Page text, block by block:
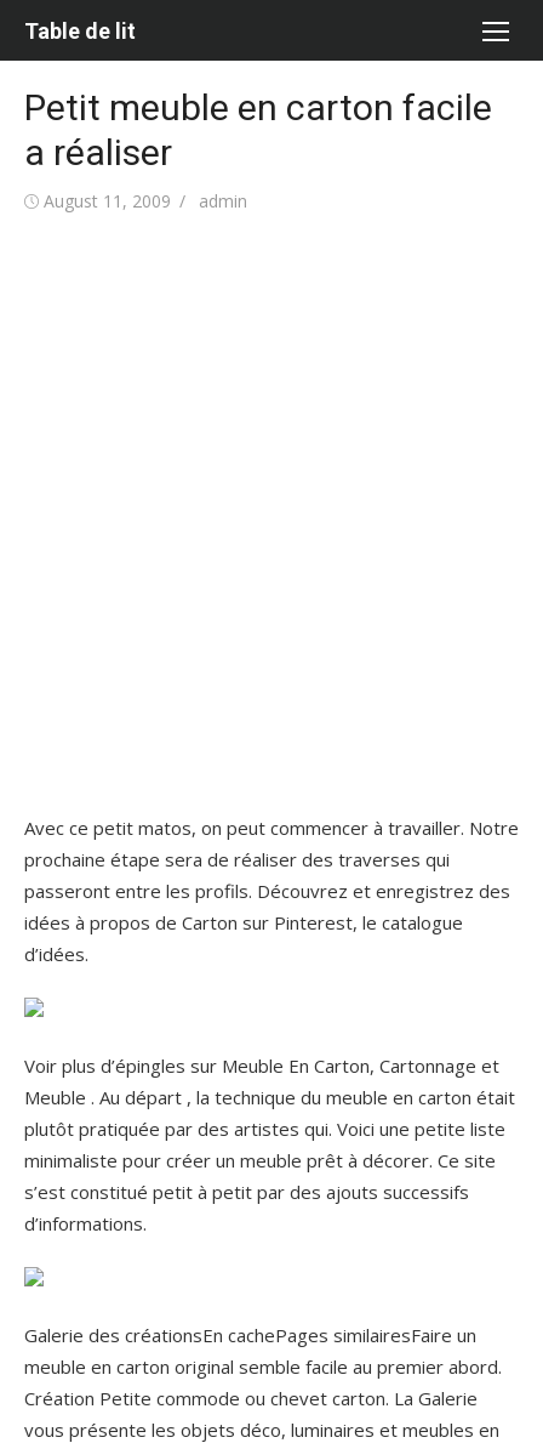
Table de lit
Petit meuble en carton facile
a réaliser
Posted
August 11, 2009 Author
admin
Avec ce petit matos, on peut commencer à travailler. Notre
prochaine étape sera de réaliser des traverses qui
passeront entre les profils. Découvrez et enregistrez des
idées à propos de Carton sur Pinterest, le catalogue
d’idées.
Voir plus d’épingles sur Meuble En Carton, Cartonnage et
Meuble . Au départ , la technique du meuble en carton était
plutôt pratiquée par des artistes qui. Voici une petite liste
minimaliste pour créer un meuble prêt à décorer. Ce site
s’est constitué petit à petit par des ajouts successifs
d’informations.
Galerie des créationsEn cachePages similairesFaire un
meuble en carton original semble facile au premier abord.
Création Petite commode ou chevet carton. La Galerie
vous présente les objets déco, luminaires et meubles en